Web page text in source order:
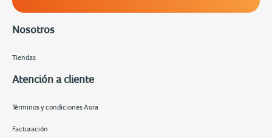
Nosotros
Tiendas
Atención a cliente
Términos y condiciones Aora
Facturación